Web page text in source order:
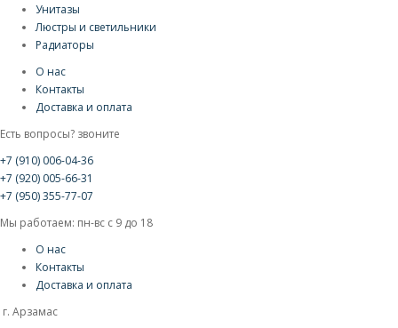
Унитазы
Люстры и светильники
Радиаторы
О нас
Контакты
Доставка и оплата
Есть вопросы? звоните
+7 (910) 006-04-36
+7 (920) 005-66-31
+7 (950) 355-77-07
Мы работаем: пн-вс с 9 до 18
О нас
Контакты
Доставка и оплата
г. Арзамас